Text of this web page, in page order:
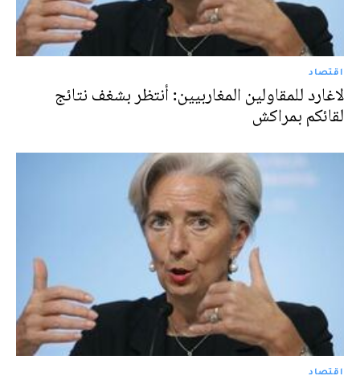
اقتصاد
لاغارد للمقاولين المغاربيين: أنتظر بشغف نتائج
لقائكم بمراكش
اقتصاد